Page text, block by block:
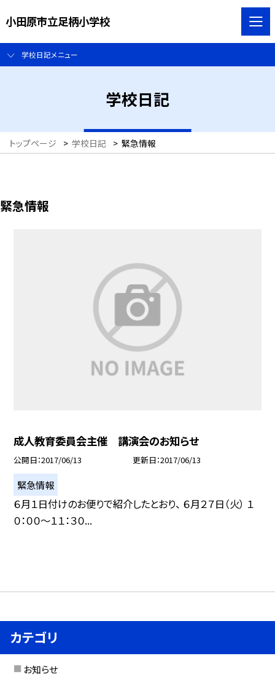
小田原市立足柄小学校
学校日記メニュー
学校日記
トップページ > 学校日記 > 緊急情報
緊急情報
成人教育委員会主催 講演会のお知らせ
公開日 2017/06/13 更新日 2017/06/13
緊急情報
６月１日付けのお便りで紹介したとおり、 ６月２７日（火） １
０：００〜１１：３０...
カテゴリ
お知らせ